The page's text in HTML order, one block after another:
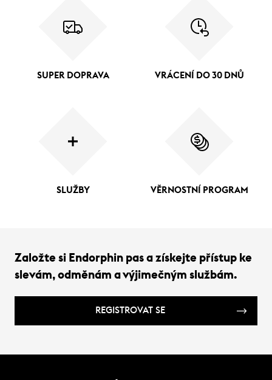
SUPER DOPRAVA VRÁCENÍ DO 30 DNŮ
SLUŽBY VĚRNOSTNÍ PROGRAM
Založte si Endorphin pas a získejte přístup ke
slevám, odměnám a výjimečným službám.
REGISTROVAT SE